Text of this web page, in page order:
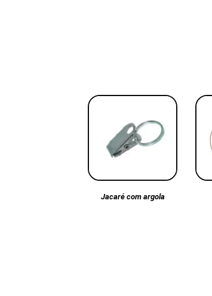
Jacaré com argola